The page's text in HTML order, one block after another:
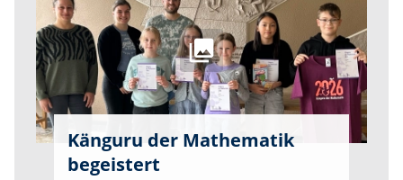
Känguru der Mathematik
begeistert